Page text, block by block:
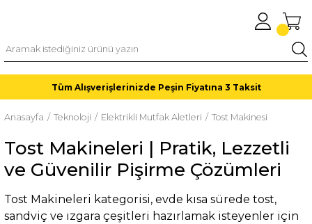
Tüm Alışverişlerinizde Peşin Fiyatına 3 Taksit
Anasayfa Teknoloji Elektrikli Mutfak Aletleri Tost Makinesi
Tost Makineleri | Pratik, Lezzetli
ve Güvenilir Pişirme Çözümleri
Tost Makineleri kategorisi, evde kısa sürede tost,
sandviç ve ızgara çeşitleri hazırlamak isteyenler için